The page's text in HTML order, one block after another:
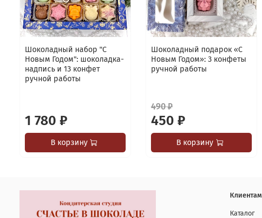
Шоколадный набор "С
Новым Годом": шоколадка-
надпись и 13 конфет
ручной работы
1 780 ₽
В корзину
Шоколадный подарок «С
Новым Годом»: 3 конфеты
ручной работы
490 ₽
450 ₽
В корзину
Клиентам
Каталог